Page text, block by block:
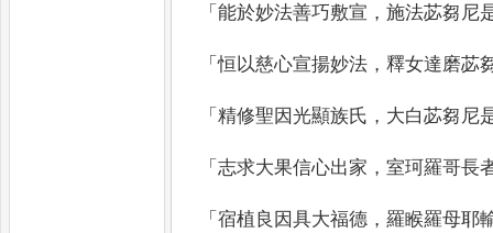
「能於妙法善巧敷宣 ，施法苾芻尼
「恒以慈心宣揚妙法 ，釋女達磨苾
「精修聖因光顯族氏 ， 大白苾芻尼
「志求大果信心出家 ，室珂羅哥長
「宿植良因具大福德 ，羅睺羅母耶